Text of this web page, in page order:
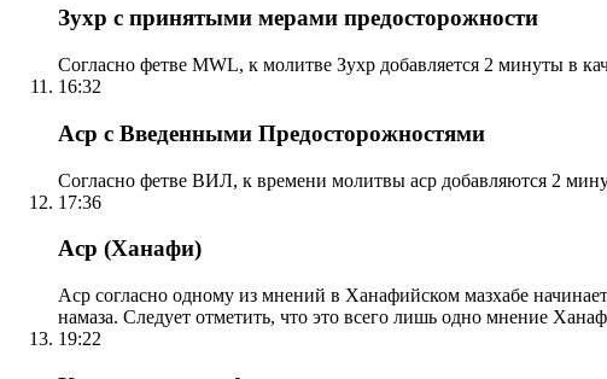
Зухр с принятыми мерами предосторожности
Согласно фетве MWL, к молитве Зухр добавляется 2 минуты в
16:32
Аср с Введенными Предосторожностями
Согласно фетве ВИЛ, к времени молитвы аср добавляются 2
17:36
Аср (Ханафи)
Аср согласно одному из мнений в Ханафийском мазхабе
намаза. Следует отметить, что это всего лишь одно мнение
19:22